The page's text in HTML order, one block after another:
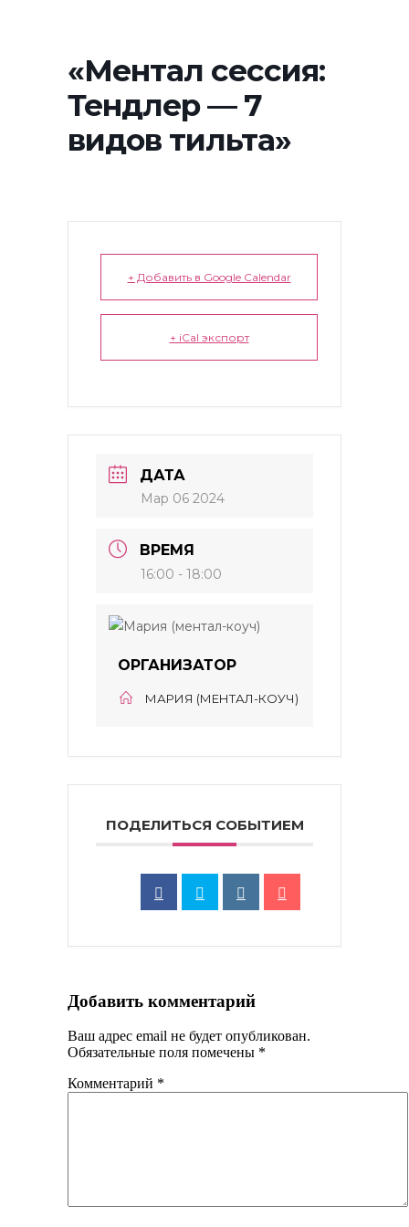
«Ментал сессия:
Тендлер — 7
видов тильта»
+ Добавить в Google Calendar
+ iCal экспорт
ДАТА
Мар 06 2024
ВРЕМЯ
16:00 - 18:00
ОРГАНИЗАТОР
МАРИЯ (МЕНТАЛ-КОУЧ)
ПОДЕЛИТЬСЯ СОБЫТИЕМ
Добавить комментарий
Ваш адрес email не будет опубликован.
Обязательные поля помечены *
Комментарий *